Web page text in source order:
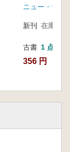
ニュー・サイ
新刊 在庫なし
古書 1 点
356 円